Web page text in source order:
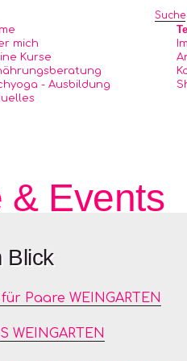
mich
Kurse
- Ausbildung
Navigation
Suche
& Events
Blick
Paare WEINGARTEN
WEINGARTEN